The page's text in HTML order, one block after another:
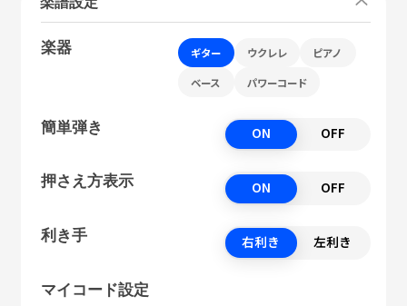
楽器 ギター ウクレレ ピアノ
ベース パワーコード
簡単弾き ON OFF
押さえ方表示 ON OFF
利き手 右利き 左利き
マイコード設定